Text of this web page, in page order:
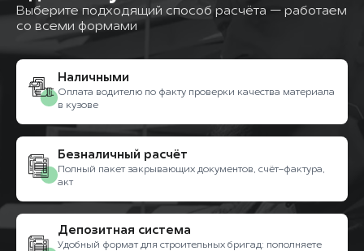
Выберите подходящий способ расчёта — работаем
со всеми формами
Наличными
Оплата водителю по факту проверки качества материала
в кузове
Безналичный расчёт
Полный пакет закрывающих документов, счёт-фактура,
акт
Депозитная система
Удобный формат для строительных бригад: пополняете